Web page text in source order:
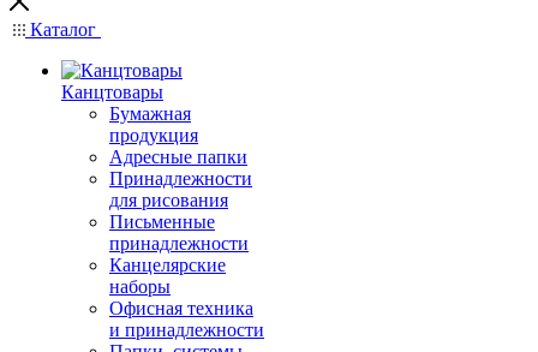
Каталог
Канцтовары
Бумажная
продукция
Адресные папки
Принадлежности
для рисования
Письменные
принадлежности
Канцелярские
наборы
Офисная техника
и принадлежности